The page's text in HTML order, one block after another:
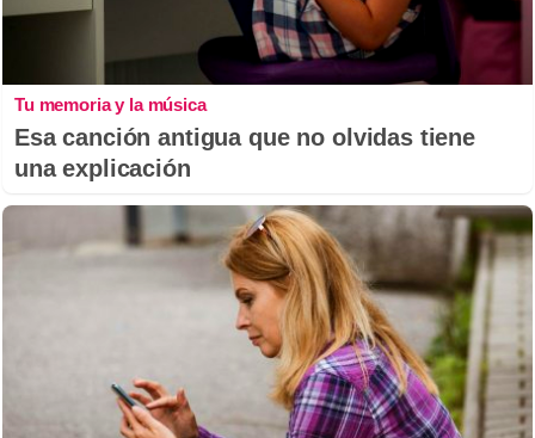
Tu memoria y la música
Esa canción antigua que no olvidas tiene
una explicación